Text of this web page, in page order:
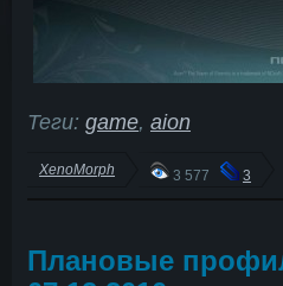
Теги: game, aion
XenoMorph 3 577 3
Плановые